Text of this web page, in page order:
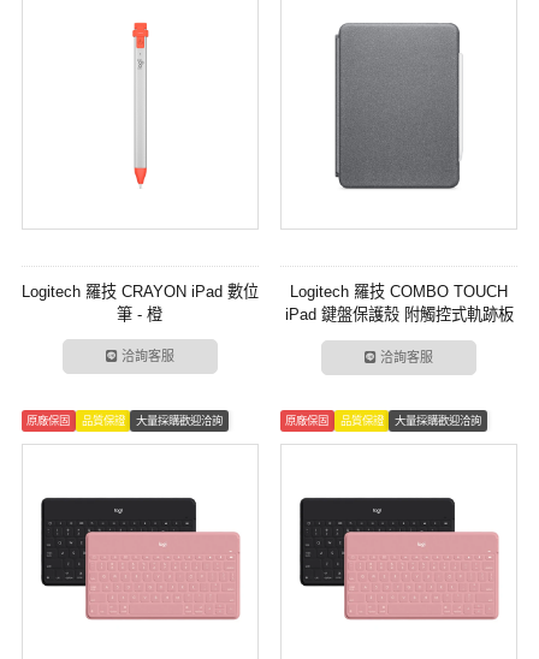
Logitech 羅技 CRAYON iPad 數位
筆 - 橙
洽詢客服
Logitech 羅技 COMBO TOUCH
iPad 鍵盤保護殼 附觸控式軌跡板
- 灰
洽詢客服
原廠保固 品質保證 大量採購歡迎洽詢 原廠保固 品質保證 大量採購歡迎洽詢